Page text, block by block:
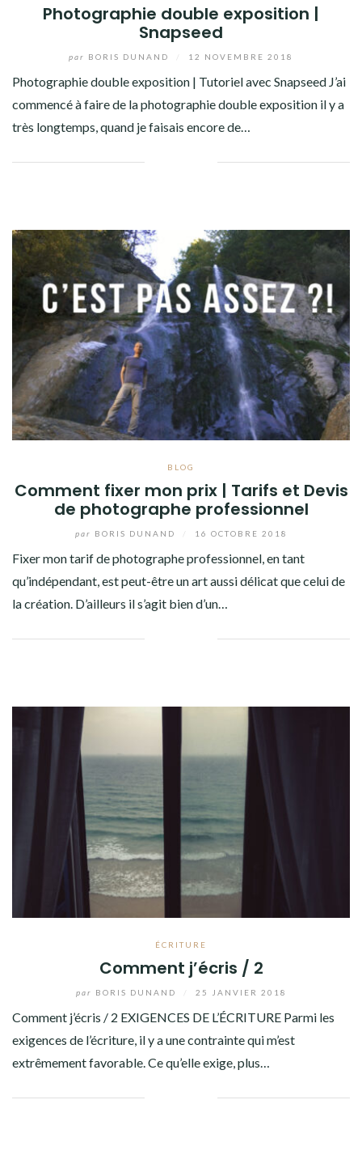
Photographie double exposition |
Snapseed
par BORIS DUNAND 12 NOVEMBRE 2018
Photographie double exposition | Tutoriel avec Snapseed J’ai
commencé à faire de la photographie double exposition il y a
très longtemps, quand je faisais encore de…
BLOG
Comment fixer mon prix | Tarifs et Devis
de photographe professionnel
par BORIS DUNAND 16 OCTOBRE 2018
Fixer mon tarif de photographe professionnel, en tant
qu’indépendant, est peut-être un art aussi délicat que celui de
la création. D’ailleurs il s’agit bien d’un…
ÉCRITURE
Comment j’écris / 2
par BORIS DUNAND 25 JANVIER 2018
Comment j’écris / 2 EXIGENCES DE L’ÉCRITURE Parmi les
exigences de l’écriture, il y a une contrainte qui m’est
extrêmement favorable. Ce qu’elle exige, plus…